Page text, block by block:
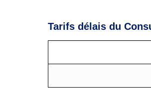
Tarifs délais du